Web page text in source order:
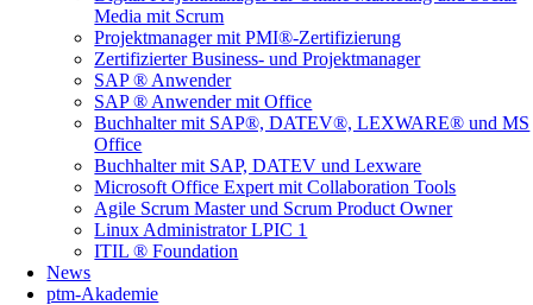
Media mit Scrum
Projektmanager mit PMI®-Zertifizierung
Zertifizierter Business- und Projektmanager
SAP ® Anwender
SAP ® Anwender mit Office
Buchhalter mit SAP®, DATEV®, LEXWARE® und MS
Office
Buchhalter mit SAP, DATEV und Lexware
Microsoft Office Expert mit Collaboration Tools
Agile Scrum Master und Scrum Product Owner
Linux Administrator LPIC 1
ITIL ® Foundation
News
ptm-Akademie